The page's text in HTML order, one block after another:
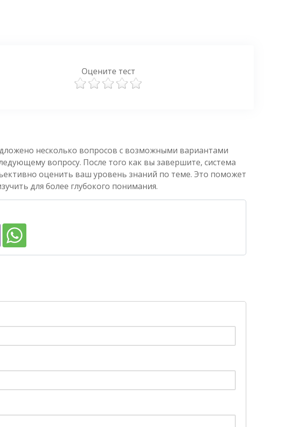
Оцените тест
несколько вопросов с возможными вариантами
вопросу. После того как вы завершите, система
оценить ваш уровень знаний по теме. Это поможет
для более глубокого понимания.